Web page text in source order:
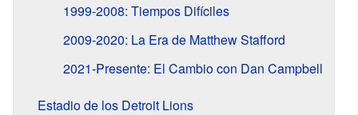
1999-2008: Tiempos Difíciles
2009-2020: La Era de Matthew Stafford
2021-Presente: El Cambio con Dan Campbell
Estadio de los Detroit Lions